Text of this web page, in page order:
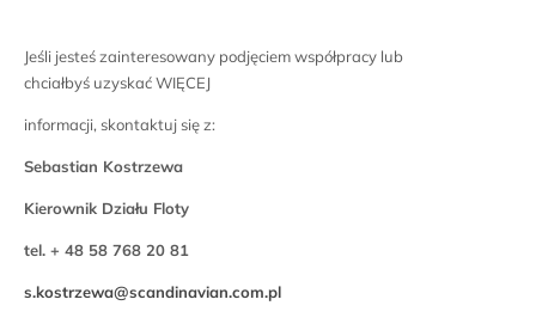
Jeśli jesteś zainteresowany podjęciem współpracy lub
chciałbyś uzyskać WIĘCEJ
informacji, skontaktuj się z:
Sebastian Kostrzewa
Kierownik Działu Floty
tel. + 48 58 768 20 81
s.kostrzewa@scandinavian.com.pl